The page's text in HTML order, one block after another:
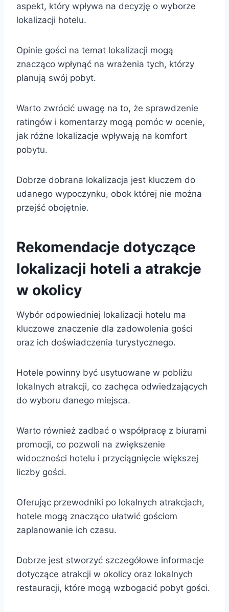
aspekt, który wpływa na decyzję o wyborze
lokalizacji hotelu.
Opinie gości na temat lokalizacji mogą
znacząco wpłynąć na wrażenia tych, którzy
planują swój pobyt.
Warto zwrócić uwagę na to, że sprawdzenie
ratingów i komentarzy mogą pomóc w ocenie,
jak różne lokalizacje wpływają na komfort
pobytu.
Dobrze dobrana lokalizacja jest kluczem do
udanego wypoczynku, obok której nie można
przejść obojętnie.
Rekomendacje dotyczące
lokalizacji hoteli a atrakcje
w okolicy
Wybór odpowiedniej lokalizacji hotelu ma
kluczowe znaczenie dla zadowolenia gości
oraz ich doświadczenia turystycznego.
Hotele powinny być usytuowane w pobliżu
lokalnych atrakcji, co zachęca odwiedzających
do wyboru danego miejsca.
Warto również zadbać o współpracę z biurami
promocji, co pozwoli na zwiększenie
widoczności hotelu i przyciągnięcie większej
liczby gości.
Oferując przewodniki po lokalnych atrakcjach,
hotele mogą znacząco ułatwić gościom
zaplanowanie ich czasu.
Dobrze jest stworzyć szczegółowe informacje
dotyczące atrakcji w okolicy oraz lokalnych
restauracji, które mogą wzbogacić pobyt gości.